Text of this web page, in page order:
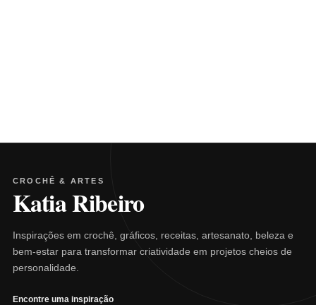
CROCHÊ & ARTES
Katia Ribeiro
Inspirações em crochê, gráficos, receitas, artesanato, beleza e
bem-estar para transformar criatividade em projetos cheios de
personalidade.
Encontre uma inspiração